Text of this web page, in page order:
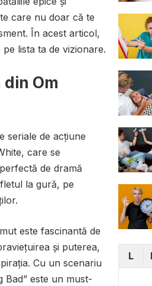
care nu doar că te
În acest articol,
lista ta de vizionare.
din Om
seriale de acțiune
care se
de dramă
la gură, pe
este fascinantă de
și puterea,
Cu un scenariu
Bad” este un must-
L